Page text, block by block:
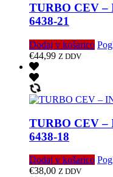
TURBO CEV –
6438-21
Dodaj v košarico
€44,99 Z DDV
TURBO CEV –
6438-18
Dodaj v košarico
€38,00 Z DDV